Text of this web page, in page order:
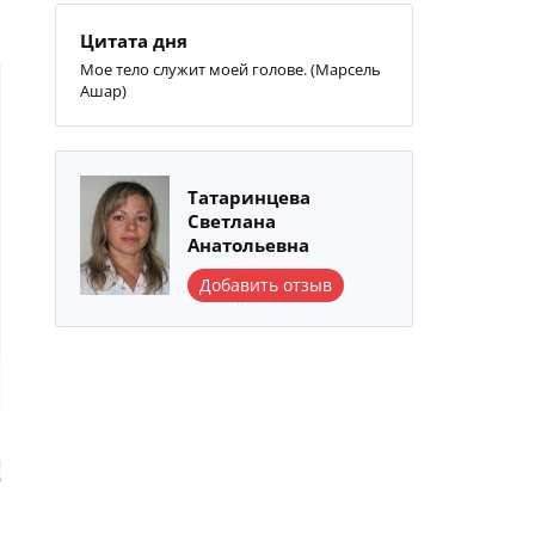
Цитата дня
Мое тело служит моей голове. (Марсель
Ашар)
Татаринцева
Светлана
Анатольевна
Добавить отзыв